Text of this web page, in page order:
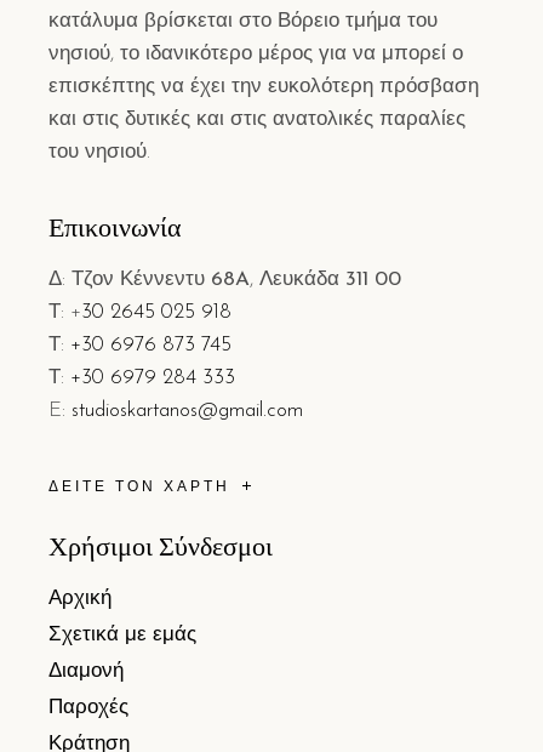
κατάλυμα βρίσκεται στο Βόρειο τμήμα του
νησιού, το ιδανικότερο μέρος για να μπορεί ο
επισκέπτης να έχει την ευκολότερη πρόσβαση
και στις δυτικές και στις ανατολικές παραλίες
του νησιού.
Επικοινωνία
Δ: Τζον Κέννεντυ 68A, Λευκάδα 311 00
Τ: +30 2645 025 918
Τ: +30 6976 873 745
Τ: +30 6979 284 333
E: studioskartanos@gmail.com
ΔΕΊΤΕ ΤΟΝ ΧΆΡΤΗ
Χρήσιμοι Σύνδεσμοι
Αρχική
Σχετικά με εμάς
Διαμονή
Παροχές
Κράτηση